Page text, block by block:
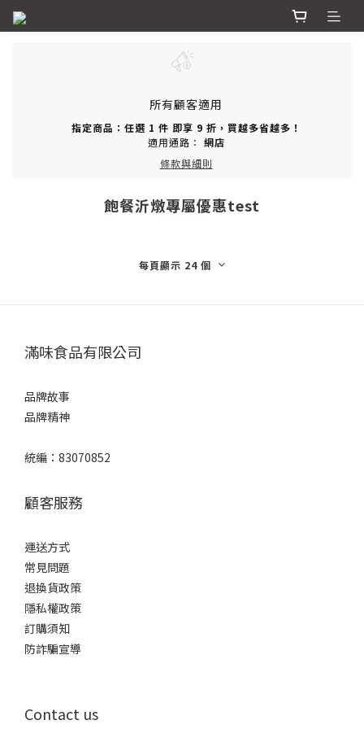
所有顧客適用
指定商品：任選 1 件 即享 9 折，買越多省越多！
適用通路： 網店
條款與細則
飽餐沂燉專屬優惠test
每頁顯示 24 個
滿味食品有限公司
品牌故事
品牌精神
統編：83070852
顧客服務
運送方式
常見問題
退換貨政策
隱私權政策
訂購須知
防詐騙宣導
Contact us